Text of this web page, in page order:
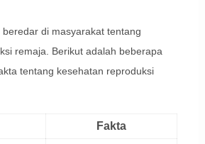
di masyarakat tentang
remaja. Berikut adalah beberapa
tentang kesehatan reproduksi
Fakta